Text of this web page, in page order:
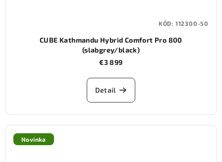
CUBE Kathmandu Hybrid Comfort Pro 800
(slabgrey/black)
€3 899
Detail
KÓD: 112300-50
Novinka